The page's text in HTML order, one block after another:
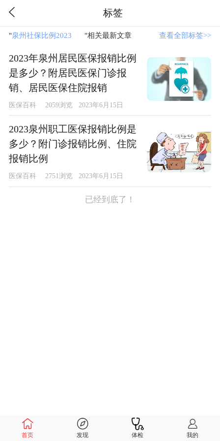
标签
"泉州社保比例2023 "相关最新文章 查看全部标签>>
2023年泉州居民医保报销比例
是多少？附居民医保门诊报
销、居民医保住院报销
医保百科 2059浏览 2023年6月15日
2023泉州职工医保报销比例是
多少？附门诊报销比例、住院
报销比例
医保百科 2751浏览 2023年6月15日
已经到底了！
首页 发现 体检 我的